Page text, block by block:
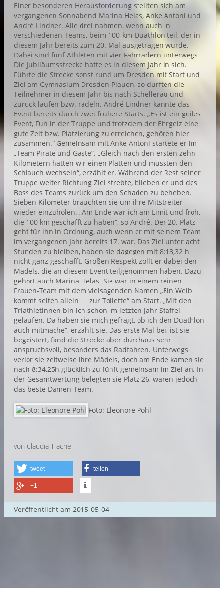
Einer besonderen Herausforderung stellten sich am
vergangenen Sonnabend Marina Helas, Anke Antoni und
André Lindner. Alle drei nahmen, wenn auch in
verschiedenen Teams, beim 100-km-Duathlon teil, der in
diesem Jahr bereits zum 20. Mal ausgetragen wurde.
Dabei sind fünf Athleten mit vier Fahrrädern unterwegs.
Die Jubiläumsstrecke hatte es in diesem Jahr in sich.
Führte die Strecke sonst rund um Dresden mit Start und
Ziel am Gymnasium Dresden-Plauen, so durften die
Teilnehmer in diesem Jahr bis nach Schellerau und
zurück laufen bzw. radeln. André Lindner kannte das
Event bereits durch zwei frühere Starts. „Es ist ein geiles
Event, Fun in der Truppe und trotzdem der Ehrgeiz eine
gute Zeit bzw. Platzierung zu erreichen, gehören hier
zusammen.“ Gemeinsam mit Anke Antoni startete er im
„Team Pirate und Gäste“. „Gleich nach den ersten zehn
Kilometern hatten wir einen Platten und mussten den
Schlauch wechseln“, erzählt er. Während der Rest seiner
Truppe weiter Richtung Ziel strebte, blieben er und des
Boss des Teams zurück um den Schaden zu beheben.
Sieben Kilometer brauchten sie um ihre Mitstreiter
wieder einzuholen. „Am Ende war ich am Limit und froh,
die 100 km geschafft zu haben“, so André. Der 20. Platz
geht für ihn in Ordnung, auch wenn er mit seinem Team
im vergangenen Jahr bereits 17. war. Das Ziel unter acht
Stunden zu bleiben, haben sie dagegen mit 8:13,32 h
nicht ganz geschafft. Großen Respekt zollt er dabei den
Mädels, die an diesem Event teilgenommen haben. Dazu
gehört auch Marina Helas. Sie war in einem reinen
Frauen-Team mit dem vielsagenden Namen „Ein Weib
kommt selten allein … zur Toilette“ am Start. „Mit den
Triathletinnen bin ich schon im letzten Jahr Staffel
gelaufen. Da haben sie mich gefragt, ob ich den Duathlon
auch mitmache“, erzählt sie. Das erste Mal bei, ist sie
begeistert, fand die Strecke aber durchaus sehr
anspruchsvoll, besonders das Radfahren. Unterwegs
verlor sie zeitweise ihre Mädels, doch am Ende kamen sie
nach 8:34,25h glücklich zu fünft gemeinsam im Ziel an. In
der Gesamtwertung belegten sie Platz 26, waren jedoch
das beste Damen-Team.
Foto: Eleonore Pohl
von Claudia Trache
tweet teilen
+1
Veröffentlicht am 2015-05-04